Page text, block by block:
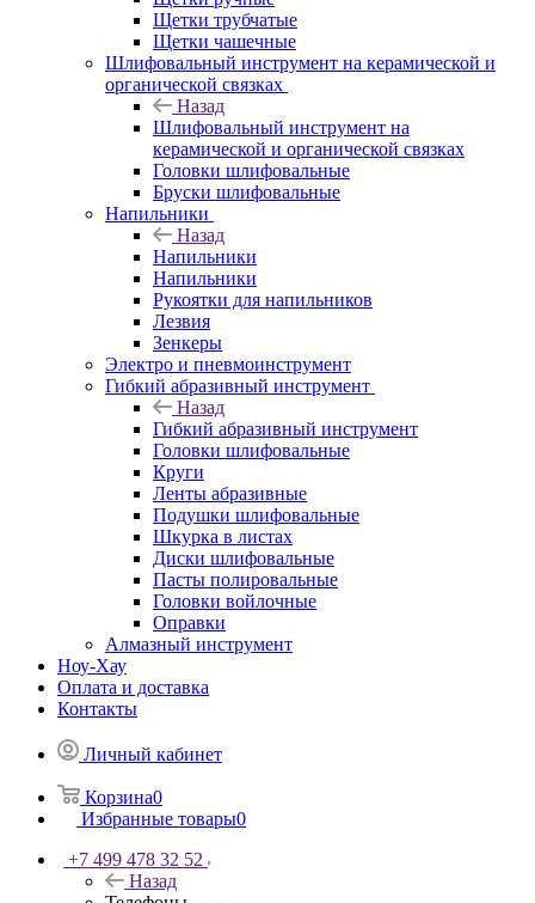
Щетки трубчатые
Щетки чашечные
Шлифовальный инструмент на керамической и
органической связках
Назад
Шлифовальный инструмент на
керамической и органической связках
Головки шлифовальные
Бруски шлифовальные
Напильники
Назад
Напильники
Напильники
Рукоятки для напильников
Лезвия
Зенкеры
Электро и пневмоинструмент
Гибкий абразивный инструмент
Назад
Гибкий абразивный инструмент
Головки шлифовальные
Круги
Ленты абразивные
Подушки шлифовальные
Шкурка в листах
Диски шлифовальные
Пасты полировальные
Головки войлочные
Оправки
Алмазный инструмент
Ноу-Хау
Оплата и доставка
Контакты
Личный кабинет
Корзина0
Избранные товары0
+7 499 478 32 52
Назад